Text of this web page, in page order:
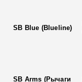
SB Blue (Blueline)
SB Arms (Рычаги